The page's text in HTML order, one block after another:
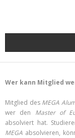
Wer kann Mitglied
Mitglied des MEGA
wer den Master of
absolviert hat.
MEGA absolvieren,